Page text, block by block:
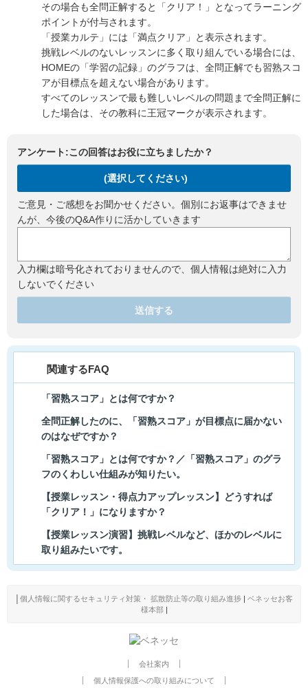
その場合も全問正解すると「クリア！」となってラーニング
ポイントが付与されます。
「授業カルテ」には「満点クリア」と表示されます。
挑戦レベルのないレッスンに多く取り組んでいる場合には、
HOMEの「学習の記録」のグラフは、全問正解でも習熟スコ
アが目標点を超えない場合があります。
すべてのレッスンで最も難しいレベルの問題まで全問正解に
した場合は、その教科に王冠マークが表示されます。
アンケート:この回答はお役に立ちましたか？
(選択してください)
ご意見・ご感想をお聞かせください。個別にお返事はできませ
んが、今後のQ&A作りに活かしていきます
入力欄は暗号化されておりませんので、個人情報は絶対に入力
しないでください
送信する
関連するFAQ
「習熟スコア」とは何ですか？
全問正解したのに、「習熟スコア」が目標点に届かない
のはなぜですか？
「習熟スコア」とは何ですか？／「習熟スコア」のグラ
フのくわしい仕組みが知りたい。
【授業レッスン・得点力アップレッスン】どうすれば
「クリア！」になりますか？
【授業レッスン演習】挑戦レベルなど、ほかのレベルに
取り組みたいです。
個人情報に関するセキュリティ対策・ 拡散防止等の取り組み進捗
ベネッセお客
様本部|
会社案内
個人情報保護への取り組みについて